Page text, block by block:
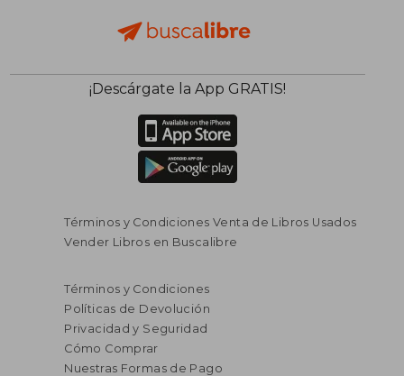
¡Descárgate la App GRATIS!
Términos y Condiciones Venta de Libros Usados
Vender Libros en Buscalibre
Términos y Condiciones
Políticas de Devolución
Privacidad y Seguridad
Cómo Comprar
Nuestras Formas de Pago